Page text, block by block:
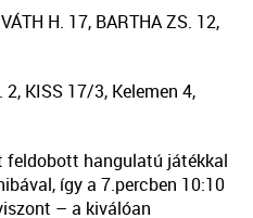
H. 17, BARTHA ZS. 12,
KISS 17/3, Kelemen 4,
hangulatú játékkal
így a 7.percben 10:10
– a kiválóan